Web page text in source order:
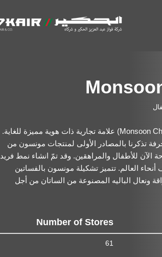
تعدّ مونسون للصغار (Monsoon Children) علامة تجارية ذات هوية مميزة للغاية.
تذكرنا بالمصادر الأولى لمنتجات مونسون من
الآن للأطفال والمراهقين. وقد تمّ انشاء نمط فريد
العالم. تتميز تشكيلة مونسون بالفساتين
ونعال الباليه المصنوعة من الساتان من أجل
Number of Stores
61